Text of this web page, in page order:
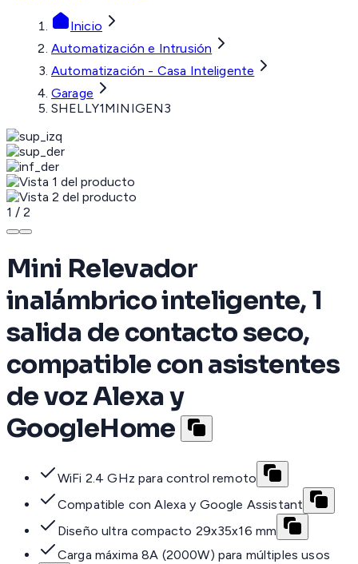
Inicio
Automatización e Intrusión
Automatización - Casa Inteligente
Garage
SHELLY1MINIGEN3
1 / 2
Mini Relevador
inalámbrico inteligente, 1
salida de contacto seco,
compatible con asistentes
de voz Alexa y
GoogleHome
WiFi 2.4 GHz para control remoto
Compatible con Alexa y Google Assistant
Diseño ultra compacto 29x35x16 mm
Carga máxima 8A (2000W) para múltiples usos